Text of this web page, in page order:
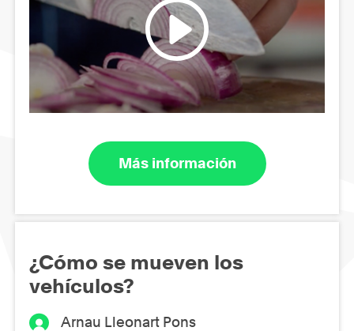
Más información
¿Cómo se mueven los
vehículos?
Arnau Lleonart Pons